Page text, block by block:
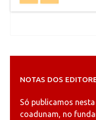
NOTAS DOS
Só publicamos
coadunam, no